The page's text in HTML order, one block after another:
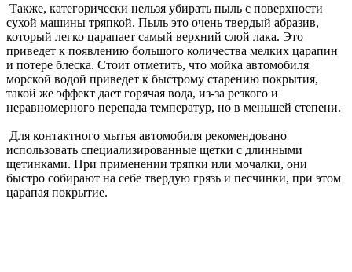
Также, категорически нельзя убирать пыль с поверхности
сухой машины тряпкой. Пыль это очень твердый абразив,
который легко царапает самый верхний слой лака. Это
приведет к появлению большого количества мелких царапин
и потере блеска. Стоит отметить, что мойка автомобиля
морской водой приведет к быстрому старению покрытия,
такой же эффект дает горячая вода, из-за резкого и
неравномерного перепада температур, но в меньшей степени.
Для контактного мытья автомобиля рекомендовано
использовать специализированные щетки с длинными
щетинками. При применении тряпки или мочалки, они
быстро собирают на себе твердую грязь и песчинки, при этом
царапая покрытие.